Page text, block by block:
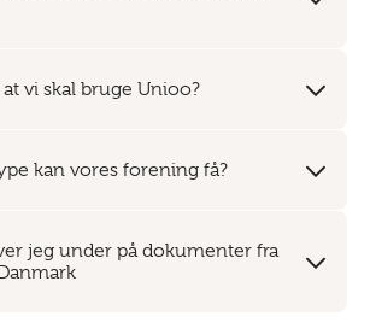
at vi skal bruge Unioo?
kan vores forening få?
jeg under på dokumenter fra